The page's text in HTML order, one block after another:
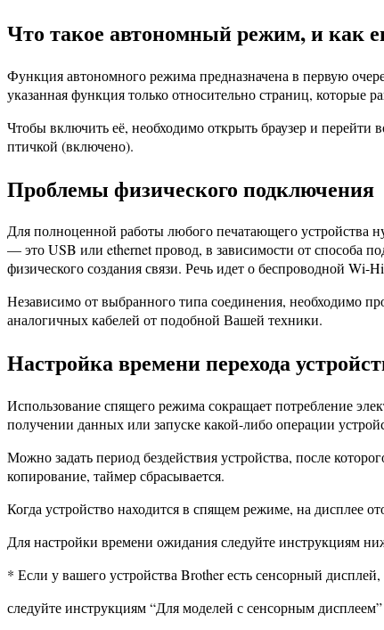
Что такое автономный режим, и как
Функция автономного режима предназначена в первую
указанная функция только относительно страниц, которые
Чтобы включить её, необходимо открыть браузер и
птичкой (включено).
Проблемы физического подключения
Для полноценной работы любого печатающего устройства
— это USB или ethernet провод, в зависимости от способа
физического создания связи. Речь идет о беспроводной Wi-
Независимо от выбранного типа соединения, необходимо
аналогичных кабелей от подобной Вашей техники.
Настройка времени перехода
Использование спящего режима сокращает потребление
получении данных или запуске какой-либо операции
Можно задать период бездействия устройства, после
копирование, таймер сбрасывается.
Когда устройство находится в спящем режиме, на дисплее
Для настройки времени ожидания следуйте инструкциям
* Если у вашего устройства Brother есть сенсорный дисплей,
следуйте инструкциям “Для моделей с сенсорным дисплеем”